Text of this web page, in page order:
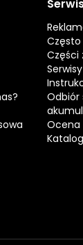
Części
Serwisy
Odbiór
Ocena